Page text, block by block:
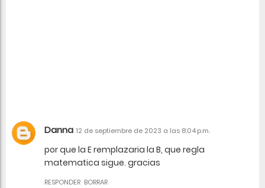
Danna 12 de septiembre de 2023 a las 8:04 p.m.
por que la E remplazaria la B, que regla
matematica sigue. gracias
RESPONDER BORRAR